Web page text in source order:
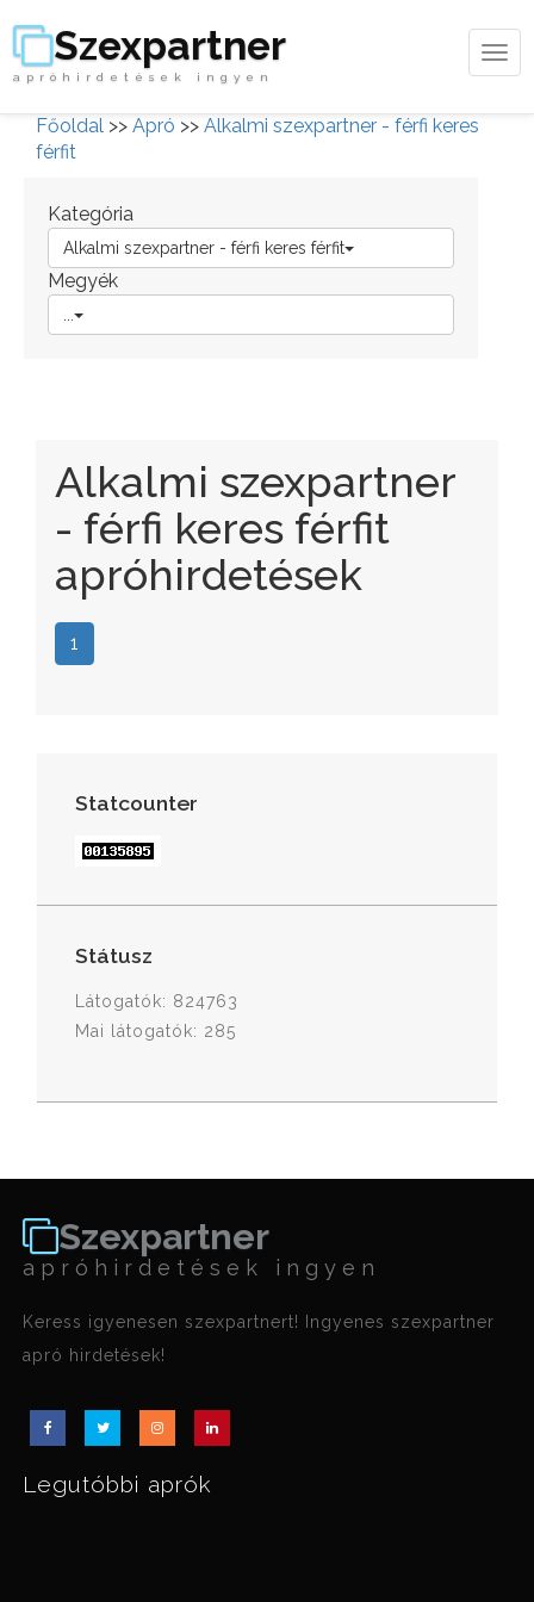
Szexpartner
apróhirdetések ingyen
Főoldal >> Apró >> Alkalmi szexpartner - férfi keres
férfit
Kategória
Alkalmi szexpartner - férfi keres férfit
Megyék
Alkalmi szexpartner
- férfi keres férfit
apróhirdetések
1
Statcounter
Státusz
Látogatók: 824763
Mai látogatók: 285
Szexpartner
apróhirdetések ingyen
Keress igyenesen szexpartnert! Ingyenes szexpartner
apró hirdetések!
Legutóbbi aprók